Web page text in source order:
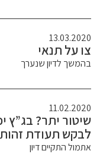
13.03.2020
צו על תנאי
בהמשך לדיון שנערך
11.02.2020
שיטור יתר? בג”ץ
לבקש תעודת זהות
אתמול התקיים דיון